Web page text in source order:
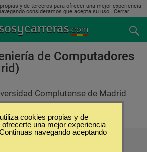
y de terceros para ofrecer una mejor experiencia
consideramos que acepta su uso.. Cerrar
de Computadores
Complutense de Madrid
cookies propias y de
una mejor experiencia
navegando aceptando